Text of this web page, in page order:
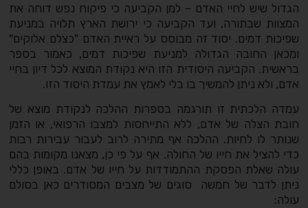
הגדול שיש לחיי האדם – למן הקביעה כי פיקוח נפש דוחה את
המצוות שבתורה, ועד הקביעה כי ירושת הארץ תלויה במניעת
שפיכות דמים. יסוד זה מבוסס על ראיית האדם "כצלם אלוקים"
ומכאן החובה הגדולה למניעת שפיכות דמים, כאמור בספר
בראשית. הקביעה היסודית הזו היא נקודת המוצא לכל דיון בחיי
אדם, ולא ניתן להמשיך בו בלי לאמץ את עמדת היסוד הזו.
עמדה הלכתית זו תורגמה בספרות ההלכה לנקודת מוצא של
חובת הצלה של אדם, ללא התייחסות למצבו הרפואי, או הזמן
שנותר לו לחיות. ההלכה אף מתירה לרוב לעבור עבירות רבות
כדי להציל את חייו של החולה. אף על פי כן, מצאנו מקומות בהם
עולה שאלת הפסקת ההתמודדות על חייו של אדם. באופן כללי
ניתן לדבר של חמשה סוגים של מצבים המסודרים כאן בסולם
עולה: